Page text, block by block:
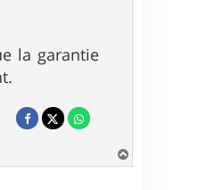
la garantie
a